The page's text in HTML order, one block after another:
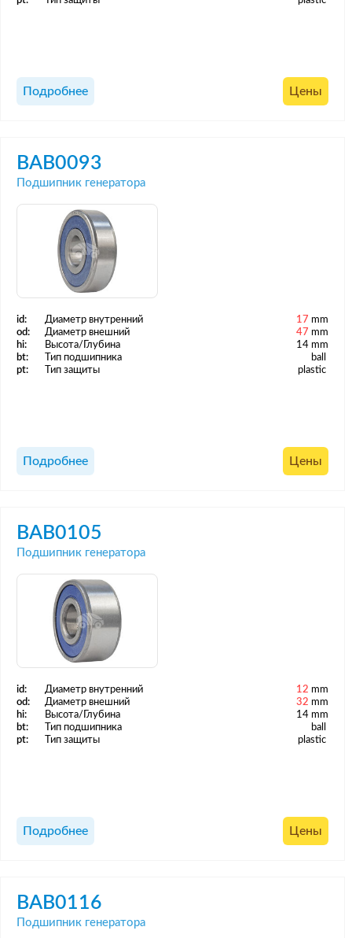
Подробнее Цены
BAB0093
Подшипник генератора
id: Диаметр внутренний 17 mm
od:
Диаметр внешний 47 mm
hi:
Высота/Глубина
14 mm
bt:
Тип подшипника
ball
pt:
Тип защиты plastic
Подробнее Цены
BAB0105
Подшипник генератора
id: Диаметр внутренний 12 mm
od:
Диаметр внешний 32 mm
hi:
Высота/Глубина
14 mm
bt:
Тип подшипника
ball
pt:
Тип защиты plastic
Подробнее Цены
BAB0116
Подшипник генератора